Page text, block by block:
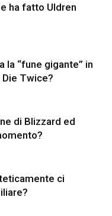
ha fatto Uldren
la “fune gigante” in
Twice?
di Blizzard ed
ci